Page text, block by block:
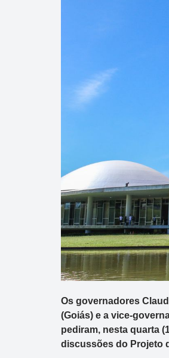
Os governadores
(Goiás) e a vice-
pediram, nesta quarta
discussões do Projeto